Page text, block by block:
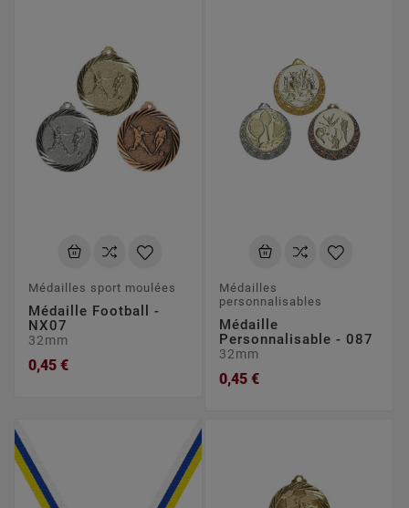
Médailles sport moulées
Médaille Football -
NX07
32mm
0,45 €
Médailles
personnalisables
Médaille
Personnalisable - 087
32mm
0,45 €